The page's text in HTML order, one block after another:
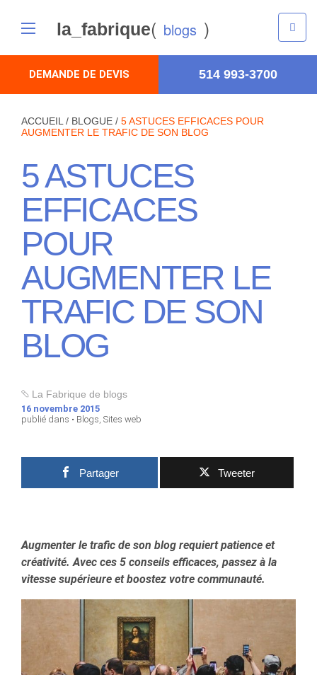
la_fabrique( blogs )
DEMANDE DE DEVIS 514 993-3700
ACCUEIL / BLOGUE / 5 ASTUCES EFFICACES POUR
AUGMENTER LE TRAFIC DE SON BLOG
5 ASTUCES
EFFICACES
POUR
AUGMENTER LE
TRAFIC DE SON
BLOG
La Fabrique de blogs
16 novembre 2015
publié dans • Blogs, Sites web
Partager Tweeter
Augmenter le trafic de son blog requiert patience et
créativité. Avec ces 5 conseils efficaces, passez à la
vitesse supérieure et boostez votre communauté.